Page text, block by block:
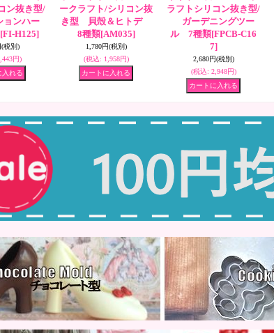
ン抜き型/
ョンハー
[FI-H125]
(税別)
円)
ークラフト/シリコン抜
き型 貝殻＆ヒトデ
8種類[AM035]
1,780円(税別)
(税込: 1,958円)
ラフトシリコン抜き型/
ガーデニングツー
ル 7種類[FPCB-C16
7]
2,680円(税別)
(税込: 2,948円)